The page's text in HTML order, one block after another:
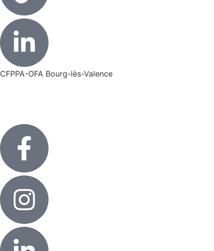
CFPPA-OFA Bourg-lès-Valence